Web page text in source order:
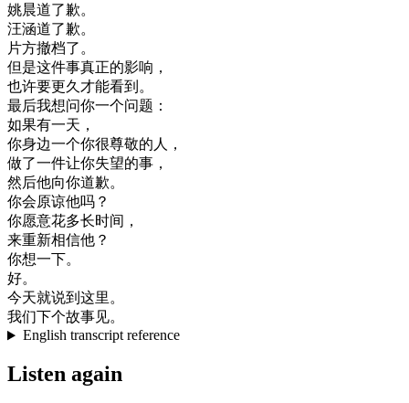
姚晨道了歉。
汪涵道了歉。
片方撤档了。
但是这件事真正的影响 ，
也许要更久才能看到 。
最后我想问你一个问题 ：
如果有一天 ，
你身边一个你很尊敬的人 ，
做了一件让你失望的事 ，
然后他向你道歉。
你会原谅他吗 ？
你愿意花多长时间 ，
来重新相信他 ？
你想一下。
好。
今天就说到 这里。
我们下个故事见。
English transcript reference
Listen again